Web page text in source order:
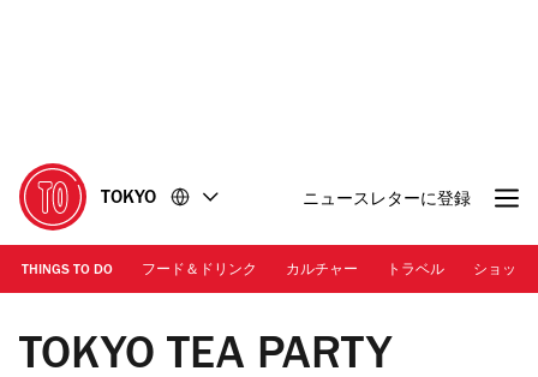
に
移
動
移
動
TOKYO ニュースレターに登録
THINGS TO DO フード＆ドリンク カルチャー トラベル ショッピ
TOKYO TEA PARTY